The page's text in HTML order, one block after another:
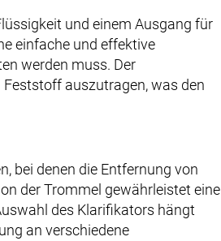
und einem Ausgang für
einfache und effektive
werden muss. Der
auszutragen, was den
bei denen die Entfernung von
der Trommel gewährleistet eine
des Klarifikators hängt
an verschiedene